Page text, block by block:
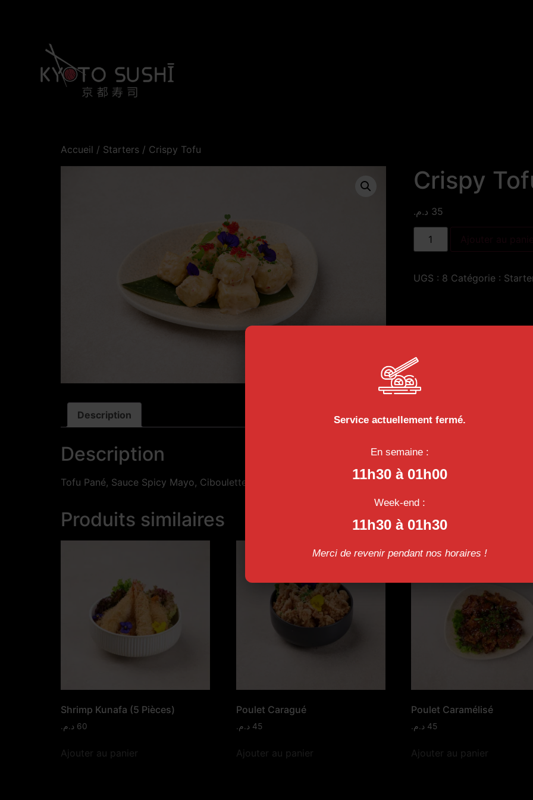
Accueil / Starters / Crispy Tofu
Crispy
35 د.م.
UGS : 8 Catégorie :
Description
Description
Tofu Pané, Sauce Spicy Mayo, Ciboulette
Produits similaires
Shrimp Kunafa (5 Pièces)
60 د.م.
Ajouter au panier
Poulet Caragué
45 د.م.
Ajouter au panier
Poulet Caramélisé
45 د.م.
Ajouter au panier
Service actuellement fermé.
En semaine :
11h30 à 01h00
Week-end :
11h30 à 01h30
Merci de revenir pendant nos horaires !